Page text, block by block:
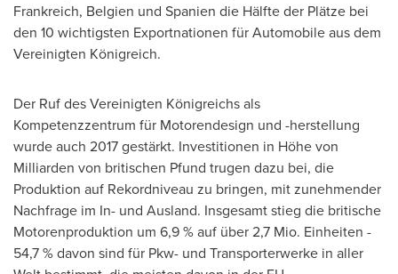
Frankreich, Belgien und Spanien die Hälfte der Plätze bei
den 10 wichtigsten Exportnationen für Automobile aus dem
Vereinigten Königreich.
Der Rufdes Vereinigten Königreichs als
Kompetenzzentrum für Motorendesign und -herstellung
wurde auch 2017 gestärkt. Investitionen in Höhe von
Milliarden von britischen Pfund trugen dazu bei, die
Produktion auf Rekordniveau zu bringen, mit zunehmender
Nachfrage im In- und Ausland. Insgesamt stieg die britische
Motorenproduktion um 6,9 % auf über 2,7 Mio. Einheiten -
54,7 % davon sind für Pkw- und Transporterwerke in aller